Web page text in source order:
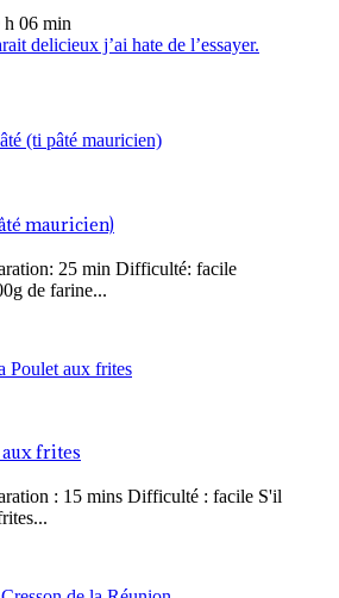
h 06 min
delicieux j’ai hate de l’essayer.
mauricien)
25 min Difficulté: facile
de farine...
frites
: 15 mins Difficulté : facile S'il